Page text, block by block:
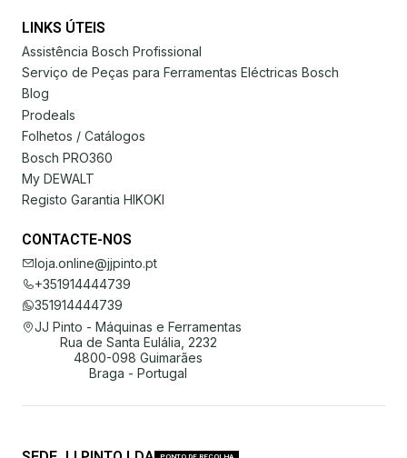
LINKS ÚTEIS
Assistência Bosch Profissional
Serviço de Peças para Ferramentas Eléctricas Bosch
Blog
Prodeals
Folhetos / Catálogos
Bosch PRO360
My DEWALT
Registo Garantia HIKOKI
CONTACTE-NOS
loja.online@jjpinto.pt
+351914444739
351914444739
JJ Pinto - Máquinas e Ferramentas
Rua de Santa Eulália, 2232
4800-098 Guimarães
Braga - Portugal